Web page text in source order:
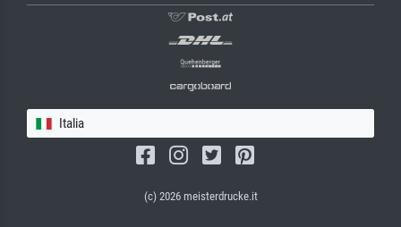
Italia
(c) 2026 meisterdrucke.it